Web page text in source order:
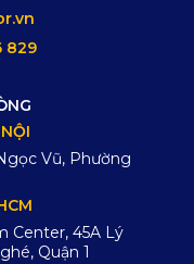
829
Vũ, Phường
Center, 45A Lý
Quận 1